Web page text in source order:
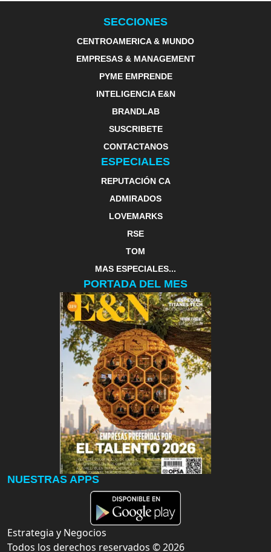
SECCIONES
CENTROAMERICA & MUNDO
EMPRESAS & MANAGEMENT
PYME EMPRENDE
INTELIGENCIA E&N
BRANDLAB
SUSCRIBETE
CONTACTANOS
ESPECIALES
REPUTACIÓN CA
ADMIRADOS
LOVEMARKS
RSE
TOM
MAS ESPECIALES...
PORTADA DEL MES
NUESTRAS APPS
Estrategia y Negocios
Todos los derechos reservados ©2026